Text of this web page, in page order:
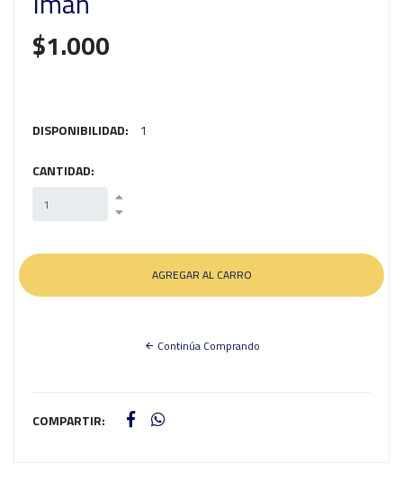
$1.000
DISPONIBILIDAD: 1
CANTIDAD:
Continúa Comprando
COMPARTIR: